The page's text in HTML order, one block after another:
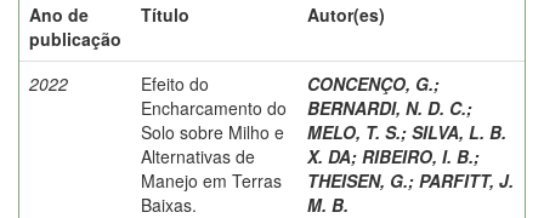
Ano de
publicação
Título Autor(es)
2022
Efeito do
Encharcamento do
Solo sobre Milho e
Alternativas de
Manejo em Terras
Baixas.
CONCENÇO, G.;
BERNARDI, N. D. C.;
MELO, T. S.; SILVA, L. B.
X. DA; RIBEIRO, I. B.;
THEISEN, G.; PARFITT, J.
M. B.